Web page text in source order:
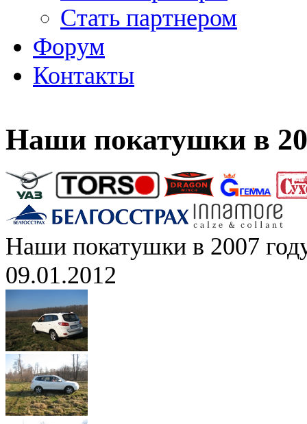
Стать партнером
Форум
Контакты
Наши покатушки в
Наши покатушки в 2007
09.01.2012